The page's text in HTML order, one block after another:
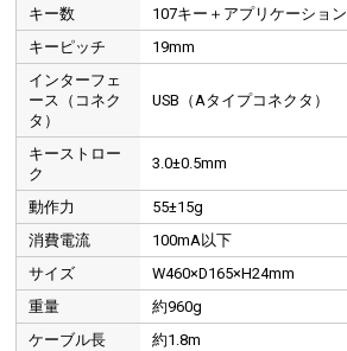
キー数
107キー＋アプリケーショ
キーピッチ
19mm
インターフェ
ース（コネク
タ）
USB（Aタイプコネクタ）
キーストロー
ク
3.0±0.5mm
動作力
55±15g
消費電流
100mA以下
サイズ
W460×D165×H24mm
重量
約960g
ケーブル長
約1.8m